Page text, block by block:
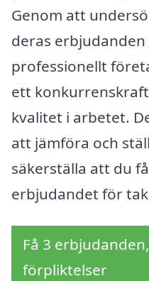
Genom att
deras
professionellt
ett
kvalitet i arbetet.
att jämföra och
säkerställa att du
erbjudandet för
Få 3
förpliktelser